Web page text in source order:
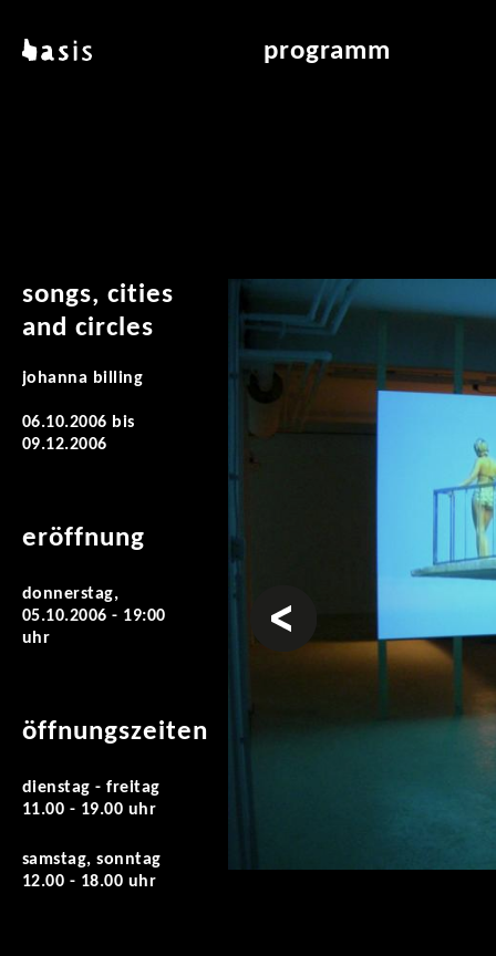
basis programm
songs, cities
and circles
johanna billing
06.10.2006 bis
09.12.2006
eröffnung
donnerstag,
05.10.2006 - 19:00
uhr
öffnungszeiten
dienstag - freitag
11.00 - 19.00 uhr
samstag, sonntag
12.00 - 18.00 uhr